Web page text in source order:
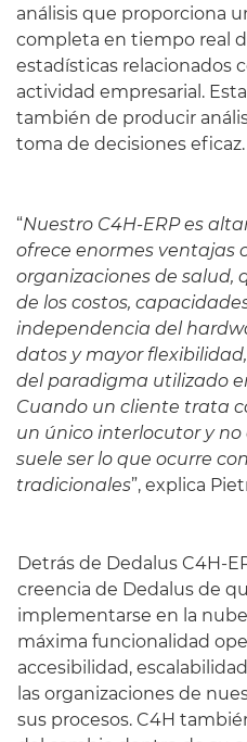
análisis que proporciona
completa en tiempo real
estadísticas relacionados
actividad empresarial.
también de producir
toma de decisiones eficaz.
“Nuestro C4H-ERP es
ofrece enormes ventajas
organizaciones de salud,
de los costos,
independencia del
datos y mayor
del paradigma utilizado
Cuando un cliente trata
un único interlocutor y
suele ser lo que ocurre
tradicionales”, explica
Detrás de Dedalus C4H-
creencia de Dedalus de
implementarse en la
máxima funcionalidad
accesibilidad,
las organizaciones de
sus procesos. C4H